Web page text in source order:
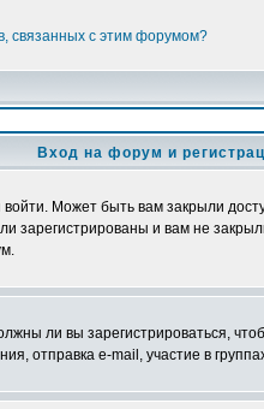
связанных с этим форумом?
Вход на форум и
Может быть вам закрыли
и вам не
ли вы зарегистрироваться,
e-mail, участие в